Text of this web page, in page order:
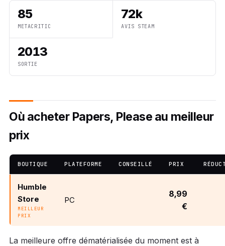
85
METACRITIC
72k
AVIS STEAM
2013
SORTIE
Où acheter Papers, Please au meilleur
prix
BOUTIQUE PLATEFORME CONSEILLÉ PRIX
Humble
Store
MEILLEUR
PRIX
PC
8,99
€
La meilleure offre dématérialisée du moment est à